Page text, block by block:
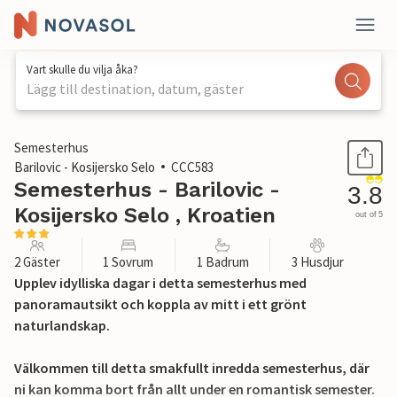
Vart skulle du vilja åka?
Lägg till destination, datum, gäster
1 / 27
Semesterhus
Barilovic - Kosijersko Selo
CCC583
Semesterhus - Barilovic -
Kosijersko Selo , Kroatien
3.8
out of 5
2 Gäster 1 Sovrum 1 Badrum 3 Husdjur
Upplev idylliska dagar i detta semesterhus med
panoramautsikt och koppla av mitt i ett grönt
naturlandskap.
Välkommen till detta smakfullt inredda semesterhus, där
ni kan komma bort från allt under en romantisk semester.